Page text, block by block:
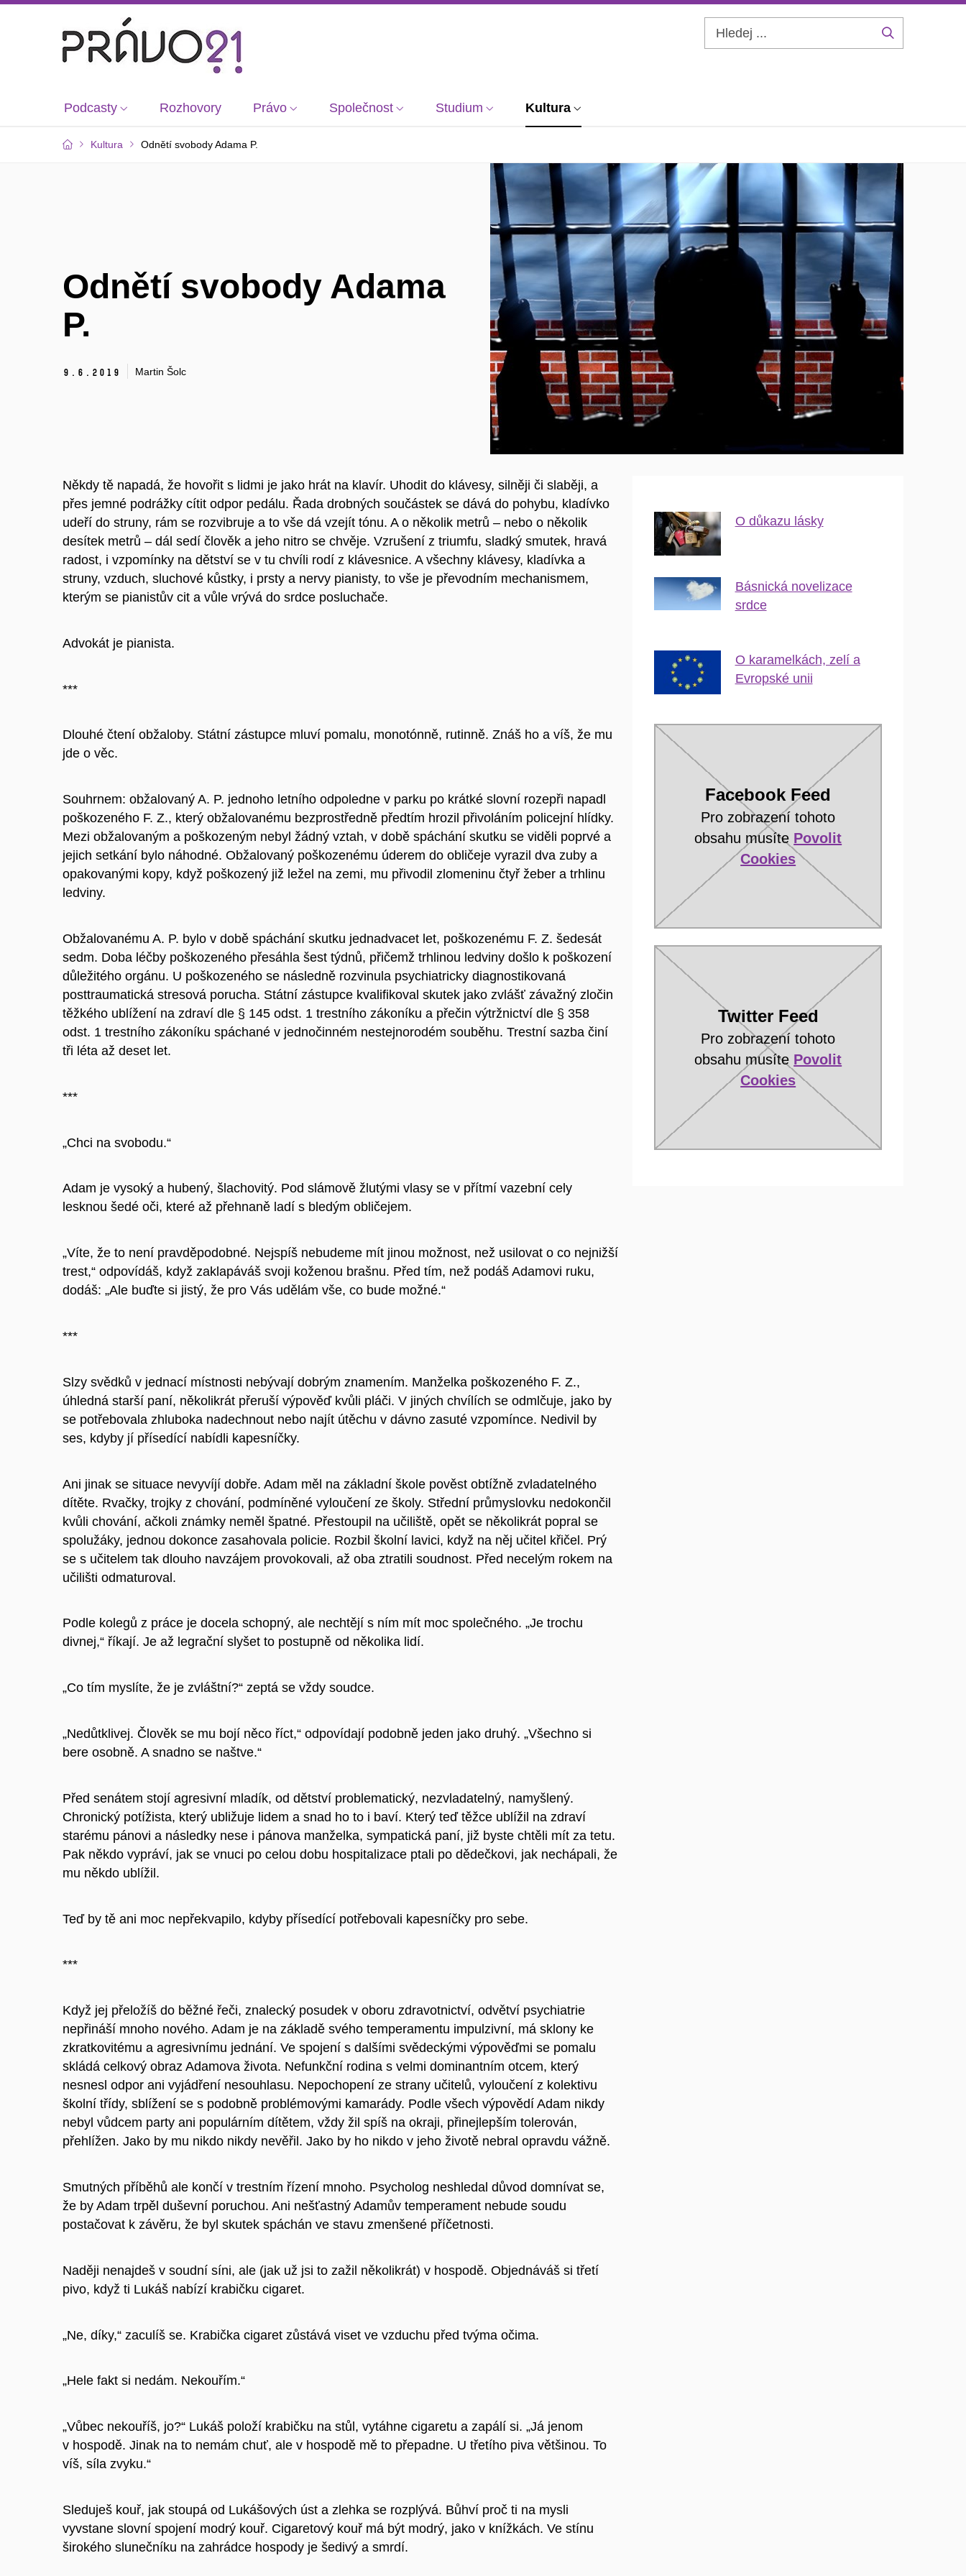
Podcasty Rozhovory Právo Společnost Studium Kultura
Kultura Odnětí svobody Adama P.
Odnětí svobody Adama
P.
9. 6. 2019 Martin Šolc
Někdy tě napadá, že hovořit s lidmi je jako hrát na klavír. Uhodit do klávesy, silněji či slaběji, a
přes jemné podrážky cítit odpor pedálu. Řada drobných součástek se dává do pohybu, kladívko
udeří do struny, rám se rozvibruje a to vše dá vzejít tónu. A o několik metrů – nebo o několik
desítek metrů – dál sedí člověk a jeho nitro se chvěje. Vzrušení z triumfu, sladký smutek, hravá
radost, i vzpomínky na dětství se v tu chvíli rodí z klávesnice. A všechny klávesy, kladívka a
struny, vzduch, sluchové kůstky, i prsty a nervy pianisty, to vše je převodním mechanismem,
kterým se pianistův cit a vůle vrývá do srdce posluchače.
Advokát je pianista.
***
Dlouhé čtení obžaloby. Státní zástupce mluví pomalu, monotónně, rutinně. Znáš ho a víš, že mu
jde o věc.
Souhrnem: obžalovaný A. P. jednoho letního odpoledne v parku po krátké slovní rozepři napadl
poškozeného F. Z., který obžalovanému bezprostředně předtím hrozil přivoláním policejní hlídky.
Mezi obžalovaným a poškozeným nebyl žádný vztah, v době spáchání skutku se viděli poprvé a
jejich setkání bylo náhodné. Obžalovaný poškozenému úderem do obličeje vyrazil dva zuby a
opakovanými kopy, když poškozený již ležel na zemi, mu přivodil zlomeninu čtyř žeber a trhlinu
ledviny.
Obžalovanému A. P. bylo v době spáchání skutku jednadvacet let, poškozenému F. Z. šedesát
sedm. Doba léčby poškozeného přesáhla šest týdnů, přičemž trhlinou ledviny došlo k poškození
důležitého orgánu. U poškozeného se následně rozvinula psychiatricky diagnostikovaná
posttraumatická stresová porucha. Státní zástupce kvalifikoval skutek jako zvlášť závažný zločin
těžkého ublížení na zdraví dle § 145 odst. 1 trestního zákoníku a přečin výtržnictví dle § 358
odst. 1 trestního zákoníku spáchané v jednočinném nestejnorodém souběhu. Trestní sazba činí
tři léta až deset let.
***
„Chci na svobodu.“
Adam je vysoký a hubený, šlachovitý. Pod slámově žlutými vlasy se v přítmí vazební cely
lesknou šedé oči, které až přehnaně ladí s bledým obličejem.
„Víte, že to není pravděpodobné. Nejspíš nebudeme mít jinou možnost, než usilovat o co nejnižší
trest,“ odpovídáš, když zaklapáváš svoji koženou brašnu. Před tím, než podáš Adamovi ruku,
dodáš: „Ale buďte si jistý, že pro Vás udělám vše, co bude možné.“
***
Slzy svědků v jednací místnosti nebývají dobrým znamením. Manželka poškozeného F. Z.,
úhledná starší paní, několikrát přeruší výpověď kvůli pláči. V jiných chvílích se odmlčuje, jako by
se potřebovala zhluboka nadechnout nebo najít útěchu v dávno zasuté vzpomínce. Nedivil by
ses, kdyby jí přísedící nabídli kapesníčky.
Ani jinak se situace nevyvíjí dobře. Adam měl na základní škole pověst obtížně zvladatelného
dítěte. Rvačky, trojky z chování, podmíněné vyloučení ze školy. Střední průmyslovku nedokončil
kvůli chování, ačkoli známky neměl špatné. Přestoupil na učiliště, opět se několikrát popral se
spolužáky, jednou dokonce zasahovala policie. Rozbil školní lavici, když na něj učitel křičel. Prý
se s učitelem tak dlouho navzájem provokovali, až oba ztratili soudnost. Před necelým rokem na
učilišti odmaturoval.
Podle kolegů z práce je docela schopný, ale nechtějí s ním mít moc společného. „Je trochu
divnej,“ říkají. Je až legrační slyšet to postupně od několika lidí.
„Co tím myslíte, že je zvláštní?“ zeptá se vždy soudce.
„Nedůtklivej. Člověk se mu bojí něco říct,“ odpovídají podobně jeden jako druhý. „Všechno si
bere osobně. A snadno se naštve.“
Před senátem stojí agresivní mladík, od dětství problematický, nezvladatelný, namyšlený.
Chronický potížista, který ubližuje lidem a snad ho to i baví. Který teď těžce ublížil na zdraví
starému pánovi a následky nese i pánova manželka, sympatická paní, již byste chtěli mít za tetu.
Pak někdo vypráví, jak se vnuci po celou dobu hospitalizace ptali po dědečkovi, jak nechápali, že
mu někdo ublížil.
Teď by tě ani moc nepřekvapilo, kdyby přísedící potřebovali kapesníčky pro sebe.
***
Když jej přeložíš do běžné řeči, znalecký posudek v oboru zdravotnictví, odvětví psychiatrie
nepřináší mnoho nového. Adam je na základě svého temperamentu impulzivní, má sklony ke
zkratkovitému a agresivnímu jednání. Ve spojení s dalšími svědeckými výpověďmi se pomalu
skládá celkový obraz Adamova života. Nefunkční rodina s velmi dominantním otcem, který
nesnesl odpor ani vyjádření nesouhlasu. Nepochopení ze strany učitelů, vyloučení z kolektivu
školní třídy, sblížení se s podobně problémovými kamarády. Podle všech výpovědí Adam nikdy
nebyl vůdcem party ani populárním dítětem, vždy žil spíš na okraji, přinejlepším tolerován,
přehlížen. Jako by mu nikdo nikdy nevěřil. Jako by ho nikdo v jeho životě nebral opravdu vážně.
Smutných příběhů ale končí v trestním řízení mnoho. Psycholog neshledal důvod domnívat se,
že by Adam trpěl duševní poruchou. Ani nešťastný Adamův temperament nebude soudu
postačovat k závěru, že byl skutek spáchán ve stavu zmenšené příčetnosti.
Naději nenajdeš v soudní síni, ale (jak už jsi to zažil několikrát) v hospodě. Objednáváš si třetí
pivo, když ti Lukáš nabízí krabičku cigaret.
„Ne, díky,“ zaculíš se. Krabička cigaret zůstává viset ve vzduchu před tvýma očima.
„Hele fakt si nedám. Nekouřím.“
„Vůbec nekouříš, jo?“ Lukáš položí krabičku na stůl, vytáhne cigaretu a zapálí si. „Já jenom
v hospodě. Jinak na to nemám chuť, ale v hospodě mě to přepadne. U třetího piva většinou. To
víš, síla zvyku.“
Sleduješ kouř, jak stoupá od Lukášových úst a zlehka se rozplývá. Bůhví proč ti na mysli
vyvstane slovní spojení modrý kouř. Cigaretový kouř má být modrý, jako v knížkách. Ve stínu
širokého slunečníku na zahrádce hospody je šedivý a smrdí.
O důkazu lásky
Básnická novelizace
srdce
O karamelkách, zelí a
Evropské unii
Facebook Feed
Pro zobrazení tohoto
obsahu musíte Povolit
Cookies
Twitter Feed
Pro zobrazení tohoto
obsahu musíte Povolit
Cookies